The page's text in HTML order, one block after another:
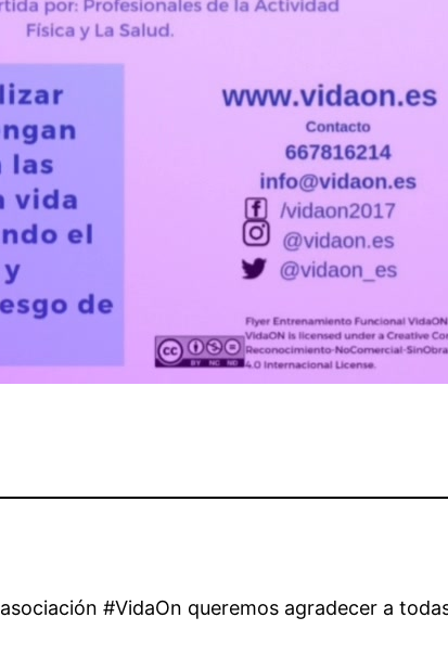
#VidaOn queremos agradecer a